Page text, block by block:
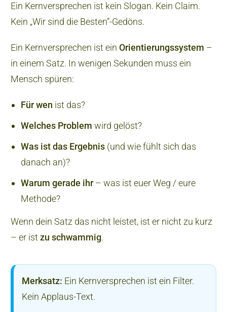
Ein Kernversprechen ist kein Slogan. Kein Claim.
Kein „Wir sind die Besten“-Gedöns.
Ein Kernversprechen ist ein Orientierungssystem –
in einem Satz. In wenigen Sekunden muss ein
Mensch spüren:
Für wen ist das?
Welches Problem wird gelöst?
Was ist das Ergebnis (und wie fühlt sich das
danach an)?
Warum gerade ihr– was ist euer Weg / eure
Methode?
Wenn dein Satz das nicht leistet, ist er nicht zu kurz
– er ist zu schwammig.
Merksatz: Ein Kernversprechen ist ein Filter.
Kein Applaus-Text.